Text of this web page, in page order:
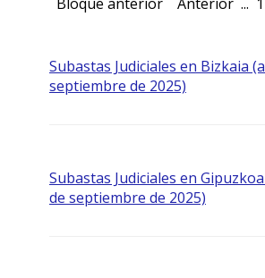
Subastas Judiciales en Bizkaia
septiembre de 2025)
Subastas Judiciales en
de septiembre de 2025)